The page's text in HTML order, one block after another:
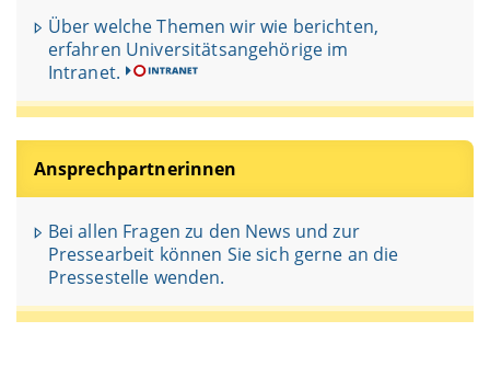
Über welche Themen wir wie berichten,
erfahren Universitätsangehörige im
Intranet.
Ansprechpartnerinnen
Bei allen Fragen zu den News und zur
Pressearbeit können Sie sich gerne an die
Pressestelle wenden.